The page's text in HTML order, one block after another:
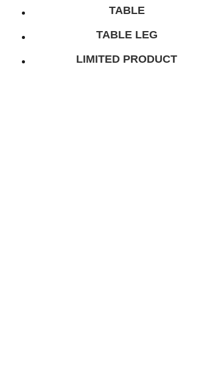
TABLE
TABLE LEG
LIMITED PRODUCT